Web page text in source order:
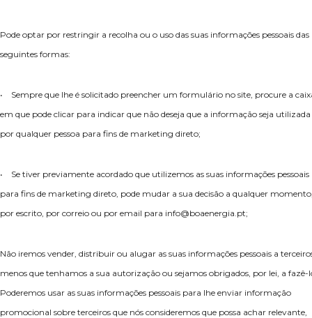
Pode optar por restringir a recolha ou o uso das suas informações pessoais das
seguintes formas:
• Sempre que lhe é solicitado preencher um formulário no site, procure a
em que pode clicar para indicar que não deseja que a informação seja utilizada
por qualquer pessoa para fins de marketing direto;
• Se tiver previamente acordado que utilizemos as suas informações pessoais
para fins de marketing direto, pode mudar a sua decisão a qualquer
por escrito, por correio ou por email para info@boaenergia.pt;
Não iremos vender, distribuir ou alugar as suas informações pessoais a
menos que tenhamos a sua autorização ou sejamos obrigados, por lei, a fazê-
Poderemos usar as suas informações pessoais para lhe enviar informação
promocional sobre terceiros que nós consideremos que possa achar relevante,